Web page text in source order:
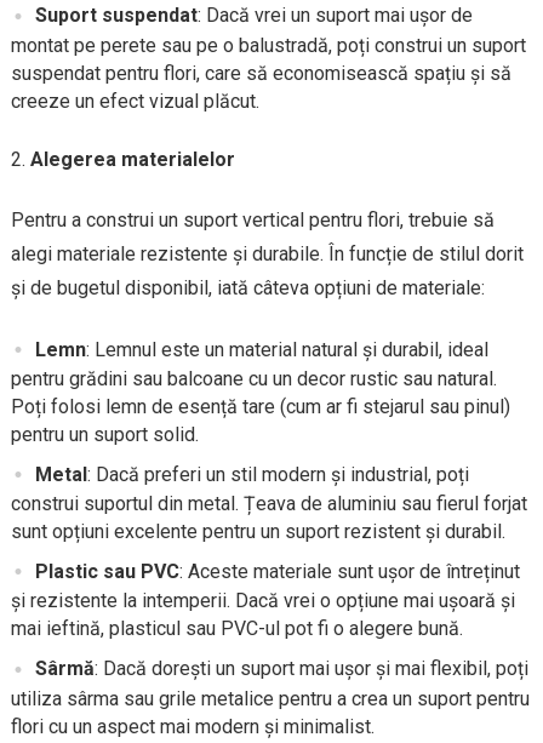
Suport suspendat: Dacă vrei un suport mai ușor de
montat pe perete sau pe o balustradă, poți construi un suport
suspendat pentru flori, care să economisească spațiu și să
creeze un efect vizual plăcut.
Alegerea materialelor
Pentru a construi un suport vertical pentru flori, trebuie să
alegi materiale rezistente și durabile. În funcție de stilul dorit
și de bugetul disponibil, iată câteva opțiuni de materiale:
Lemn: Lemnul este un material natural și durabil, ideal
pentru grădini sau balcoane cu un decor rustic sau natural.
Poți folosi lemn de esență tare (cum ar fi stejarul sau pinul)
pentru un suport solid.
Metal: Dacă preferi un stil modern și industrial, poți
construi suportul din metal. Țeava de aluminiu sau fierul forjat
sunt opțiuni excelente pentru un suport rezistent și durabil.
Plastic sau PVC: Aceste materiale sunt ușor de întreținut
și rezistente la intemperii. Dacă vrei o opțiune mai ușoară și
mai ieftină, plasticul sau PVC-ul pot fi o alegere bună.
Sârmă: Dacă dorești un suport mai ușor și mai flexibil, poți
utiliza sârma sau grile metalice pentru a crea un suport pentru
flori cu un aspect mai modern și minimalist.